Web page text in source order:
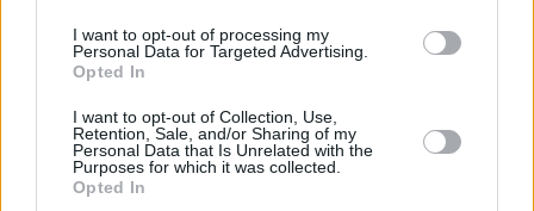
I want to opt-out of processing my
Personal Data for Targeted Advertising.
Opted In
I want to opt-out of Collection, Use,
Retention, Sale, and/or Sharing of my
Personal Data that Is Unrelated with the
Purposes for which it was collected.
Opted In